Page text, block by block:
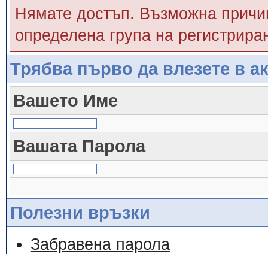
Нямате достъп. Възможна
определена група на
Трябва първо да влезете в
Вашето Име
Вашата Парола
Полезни връзки
Забравена парола